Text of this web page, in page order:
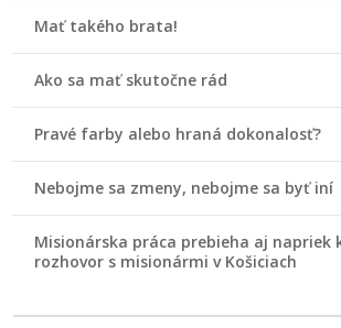
Mať takého brata!
Ako sa mať skutočne rád
Pravé farby alebo hraná dokonalosť?
Nebojme sa zmeny, nebojme sa byť iní
Misionárska práca prebieha aj napriek
rozhovor s misionármi v Košiciach